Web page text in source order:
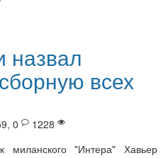
назвал
всех
0
1228
миланского "Интера" Хавьер